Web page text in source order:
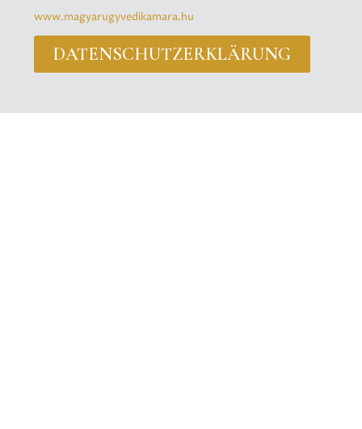
www.magyarugyvedikamara.hu
DATENSCHUTZERKLÄRUNG